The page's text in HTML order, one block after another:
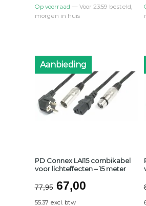
Op voorraad — Voor 23:59 besteld,
morgen in huis
Aanbieding
PD Connex LAI15 combikabel
voor lichteffecten – 15 meter
77,95
prijs
67,00Huidige
55.37 excl. btw